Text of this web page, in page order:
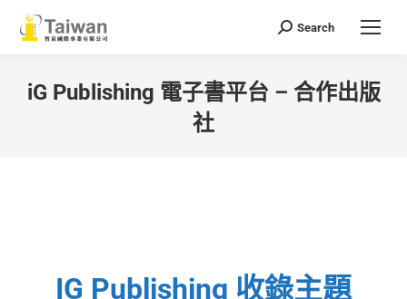
Search:
Search
iG Publishing 電子書平台 – 合作出版
社
IG Publishing 收錄主題